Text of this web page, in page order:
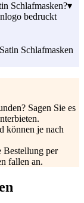
Schlafmasken?▾
bedruckt
Schlafmasken
Sagen Sie es
können je nach
Bestellung per
fallen an.